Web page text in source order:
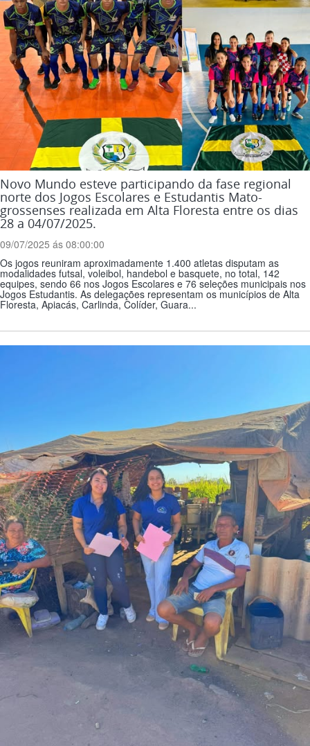
Novo Mundo esteve participando da fase regional
norte dos Jogos Escolares e Estudantis Mato-
grossenses realizada em Alta Floresta entre os dias
28 a 04/07/2025.
09/07/2025 ás 08:00:00
Os jogos reuniram aproximadamente 1.400 atletas disputam as
modalidades futsal, voleibol, handebol e basquete, no total, 142
equipes, sendo 66 nos Jogos Escolares e 76 seleções municipais nos
Jogos Estudantis. As delegações representam os municípios de Alta
Floresta, Apiacás, Carlinda, Colíder, Guara...